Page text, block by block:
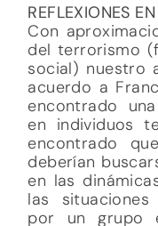
REFLEXIONES
Con
del terrorismo
social) nuestro
acuerdo a
encontrado
en individuos
encontrado
deberían
en las
las situaciones
por un grupo